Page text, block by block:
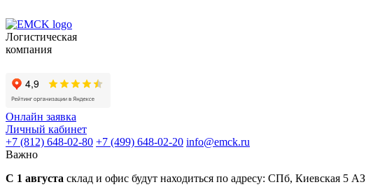
Логистическая
компания
Онлайн заявка
Личный кабинет
+7 (812) 648-02-80 +7 (499) 648-02-20 info@emck.ru
Важно
С 1 августа склад и офис будут находиться по адресу: СПб, Киевская 5 АЗ